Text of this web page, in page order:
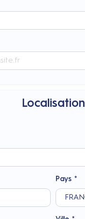
Localisation
Pays *